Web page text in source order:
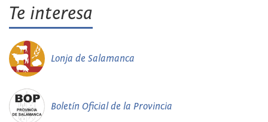
Te interesa
Lonja de Salamanca
Boletín Oficial de la Provincia